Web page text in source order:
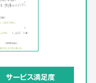
サービス満足度